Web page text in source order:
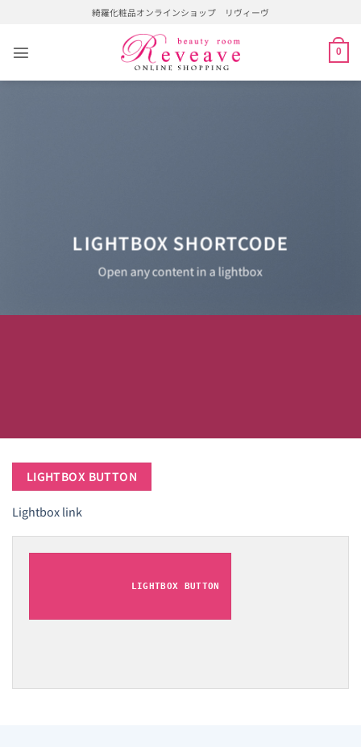
content
綺羅化粧品オンラインショップ リヴィーヴ
0
LIGHTBOX SHORTCODE
Open any content in a lightbox
LIGHTBOX BUTTON
Lightbox link
LIGHTBOX BUTTON